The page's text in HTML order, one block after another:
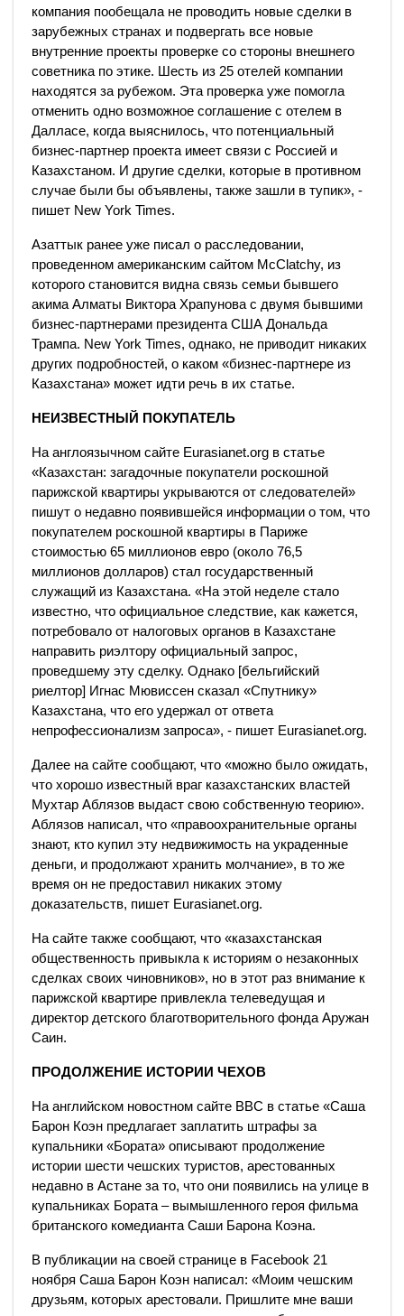
компания пообещала не проводить новые сделки в
зарубежных странах и подвергать все новые
внутренние проекты проверке со стороны внешнего
советника по этике. Шесть из 25 отелей компании
находятся за рубежом. Эта проверка уже помогла
отменить одно возможное соглашение с отелем в
Далласе, когда выяснилось, что потенциальный
бизнес-партнер проекта имеет связи с Россией и
Казахстаном. И другие сделки, которые в противном
случае были бы объявлены, также зашли в тупик», -
пишет New York Times.
Азаттык ранее уже писал о расследовании,
проведенном американским сайтом McClatchy, из
которого становится видна связь семьи бывшего
акима Алматы Виктора Храпунова с двумя бывшими
бизнес-партнерами президента США Дональда
Трампа. New York Times, однако, не приводит никаких
других подробностей, о каком «бизнес-партнере из
Казахстана» может идти речь в их статье.
НЕИЗВЕСТНЫЙ ПОКУПАТЕЛЬ
На англоязычном сайте Eurasianet.org в статье
«Казахстан: загадочные покупатели роскошной
парижской квартиры укрываются от следователей»
пишут о недавно появившейся информации о том, что
покупателем роскошной квартиры в Париже
стоимостью 65 миллионов евро (около 76,5
миллионов долларов) стал государственный
служащий из Казахстана. «На этой неделе стало
известно, что официальное следствие, как кажется,
потребовало от налоговых органов в Казахстане
направить риэлтору официальный запрос,
проведшему эту сделку. Однако [бельгийский
риелтор] Игнас Мювиссен сказал «Спутнику»
Казахстана, что его удержал от ответа
непрофессионализм запроса», - пишет Eurasianet.org.
Далее на сайте сообщают, что «можно было ожидать,
что хорошо известный враг казахстанских властей
Мухтар Аблязов выдаст свою собственную теорию».
Аблязов написал, что «правоохранительные органы
знают, кто купил эту недвижимость на украденные
деньги, и продолжают хранить молчание», в то же
время он не предоставил никаких этому
доказательств, пишет Eurasianet.org.
На сайте также сообщают, что «казахстанская
общественность привыкла к историям о незаконных
сделках своих чиновников», но в этот раз внимание к
парижской квартире привлекла телеведущая и
директор детского благотворительного фонда Аружан
Саин.
ПРОДОЛЖЕНИЕ ИСТОРИИ ЧЕХОВ
На английском новостном сайте BBC в статье «Саша
Барон Коэн предлагает заплатить штрафы за
купальники «Бората» описывают продолжение
истории шести чешских туристов, арестованных
недавно в Астане за то, что они появились на улице в
купальниках Бората – вымышленного героя фильма
британского комедианта Саши Барона Коэна.
В публикации на своей странице в Facebook 21
ноября Саша Барон Коэн написал: «Моим чешским
друзьям, которых арестовали. Пришлите мне ваши